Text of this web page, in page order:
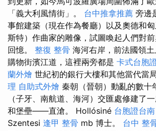
「義大利風情街」。 台中推拿推薦 旁邊
事館建築（現在作為餐廳）以及奧德和
斯特）作曲家的雕像，試圖喚起人們對
回憶。 整復 整骨 海河右岸，前法國領
購物街濱江道，這裡兩旁都是 卡式台胞
蘭外燴 世紀初的銀行大樓和其他當代當
理 自助式外燴 秦朝（晉朝）動亂的數十
（子牙、南航道、海河）交匯處修建了
和堡壘——直滄。 Hollósiné 台胞證台南
Szentesi 逢甲 整骨 mb 博士。 台中 整